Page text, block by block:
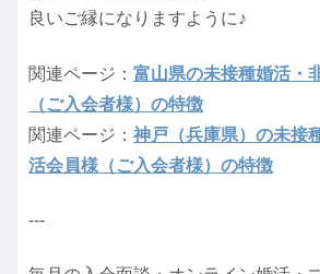
良いご縁になりますように♪
関連ページ： 富山県の未接種婚活・
（ご入会者様）の特徴
関連ページ： 神戸（兵庫県）の未接
活会員様（ご入会者様）の特徴
---